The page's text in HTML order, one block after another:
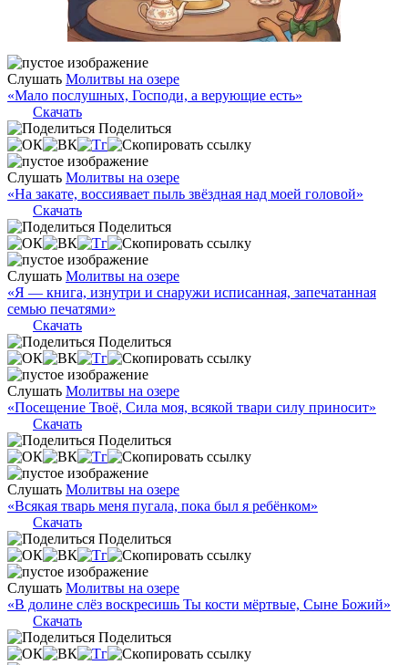
Слушать Молитвы на озере
«Мало послушных, Господи, а верующие есть»
Скачать
Поделиться
Слушать Молитвы на озере
«На закате, воссиявает пыль звёздная над моей головой»
Скачать
Поделиться
Слушать Молитвы на озере
«Я — книга, изнутри и снаружи исписанная, запечатанная
семью печатями»
Скачать
Поделиться
Слушать Молитвы на озере
«Посещение Твоё, Сила моя, всякой твари силу приносит»
Скачать
Поделиться
Слушать Молитвы на озере
«Всякая тварь меня пугала, пока был я ребёнком»
Скачать
Поделиться
Слушать Молитвы на озере
«В долине слёз воскресишь Ты кости мёртвые, Сыне Божий»
Скачать
Поделиться